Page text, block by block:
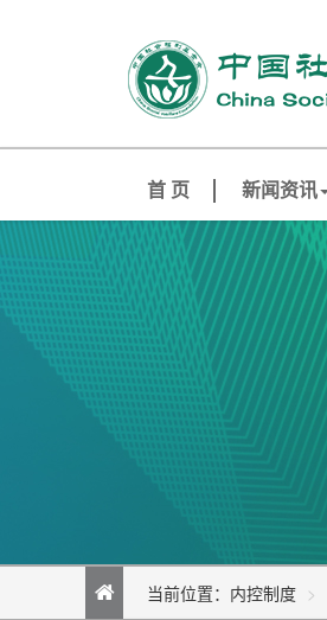
首 页 新闻资讯
当前位置： 内控制度